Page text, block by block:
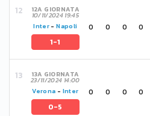
12A GIORNATA
10/11/2024 19:45
Inter -Napoli
1-1
0 0 0 0
13A GIORNATA
23/11/2024 14:00
Verona - Inter
0-5
0 0 0 0